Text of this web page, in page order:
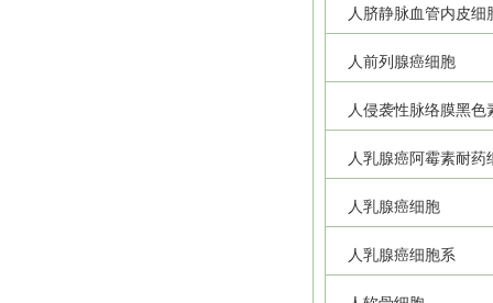
人脐静脉血管内皮细
人前列腺癌细胞
人侵袭性脉络膜黑色
人乳腺癌阿霉素耐药
人乳腺癌细胞
人乳腺癌细胞系